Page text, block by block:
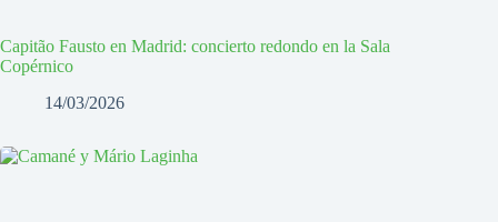
Capitão Fausto en Madrid: concierto redondo en la Sala
Copérnico
14/03/2026